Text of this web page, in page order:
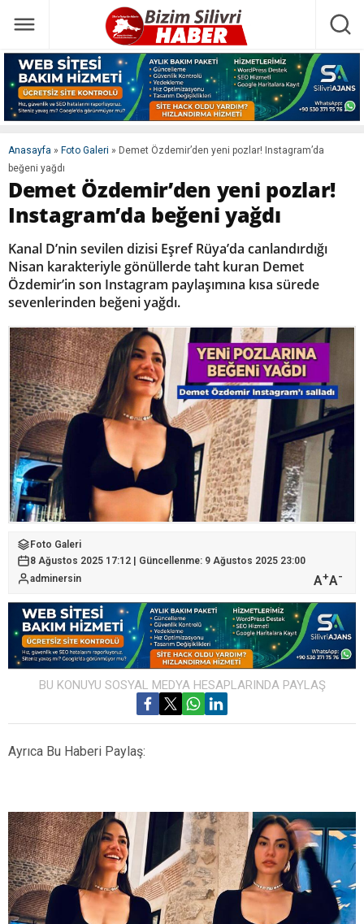
Anasayfa » Foto Galeri » Demet Özdemir’den yeni pozlar! Instagram’da
beğeni yağdı
Demet Özdemir’den yeni pozlar!
Instagram’da beğeni yağdı
Kanal D’nin sevilen dizisi Eşref Rüya’da canlandırdığı
Nisan karakteriyle gönüllerde taht kuran Demet
Özdemir’in son Instagram paylaşımına kısa sürede
sevenlerinden beğeni yağdı.
Foto Galeri
8 Ağustos 2025 17:12 | Güncellenme: 9 Ağustos 2025 23:00
adminersin
A+A-
BU KONUYU SOSYAL MEDYA HESAPLARINDA PAYLAŞ
Ayrıca Bu Haberi Paylaş: